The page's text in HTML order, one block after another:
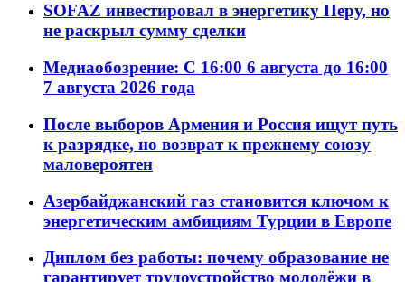
SOFAZ инвестировал в энергетику Перу, но
не раскрыл сумму сделки
Медиаобозрение: С 16:00 6 августа до 16:00
7 августа 2026 года
После выборов Армения и Россия ищут путь
к разрядке, но возврат к прежнему союзу
маловероятен
Азербайджанский газ становится ключом к
энергетическим амбициям Турции в Европе
Диплом без работы: почему образование не
гарантирует трудоустройство молодёжи в